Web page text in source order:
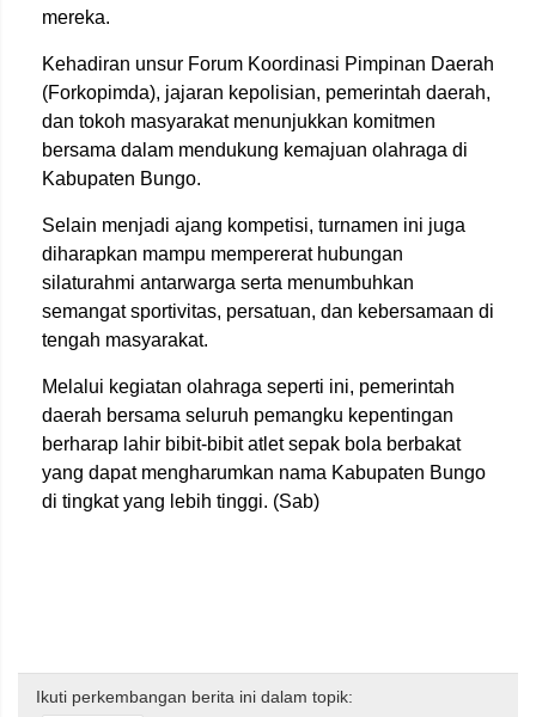
mereka.
Kehadiran unsur Forum Koordinasi Pimpinan Daerah
(Forkopimda), jajaran kepolisian, pemerintah daerah,
dan tokoh masyarakat menunjukkan komitmen
bersama dalam mendukung kemajuan olahraga di
Kabupaten Bungo.
Selain menjadi ajang kompetisi, turnamen ini juga
diharapkan mampu mempererat hubungan
silaturahmi antarwarga serta menumbuhkan
semangat sportivitas, persatuan, dan kebersamaan di
tengah masyarakat.
Melalui kegiatan olahraga seperti ini, pemerintah
daerah bersama seluruh pemangku kepentingan
berharap lahir bibit-bibit atlet sepak bola berbakat
yang dapat mengharumkan nama Kabupaten Bungo
di tingkat yang lebih tinggi. (Sab)
Ikuti perkembangan berita ini dalam topik: